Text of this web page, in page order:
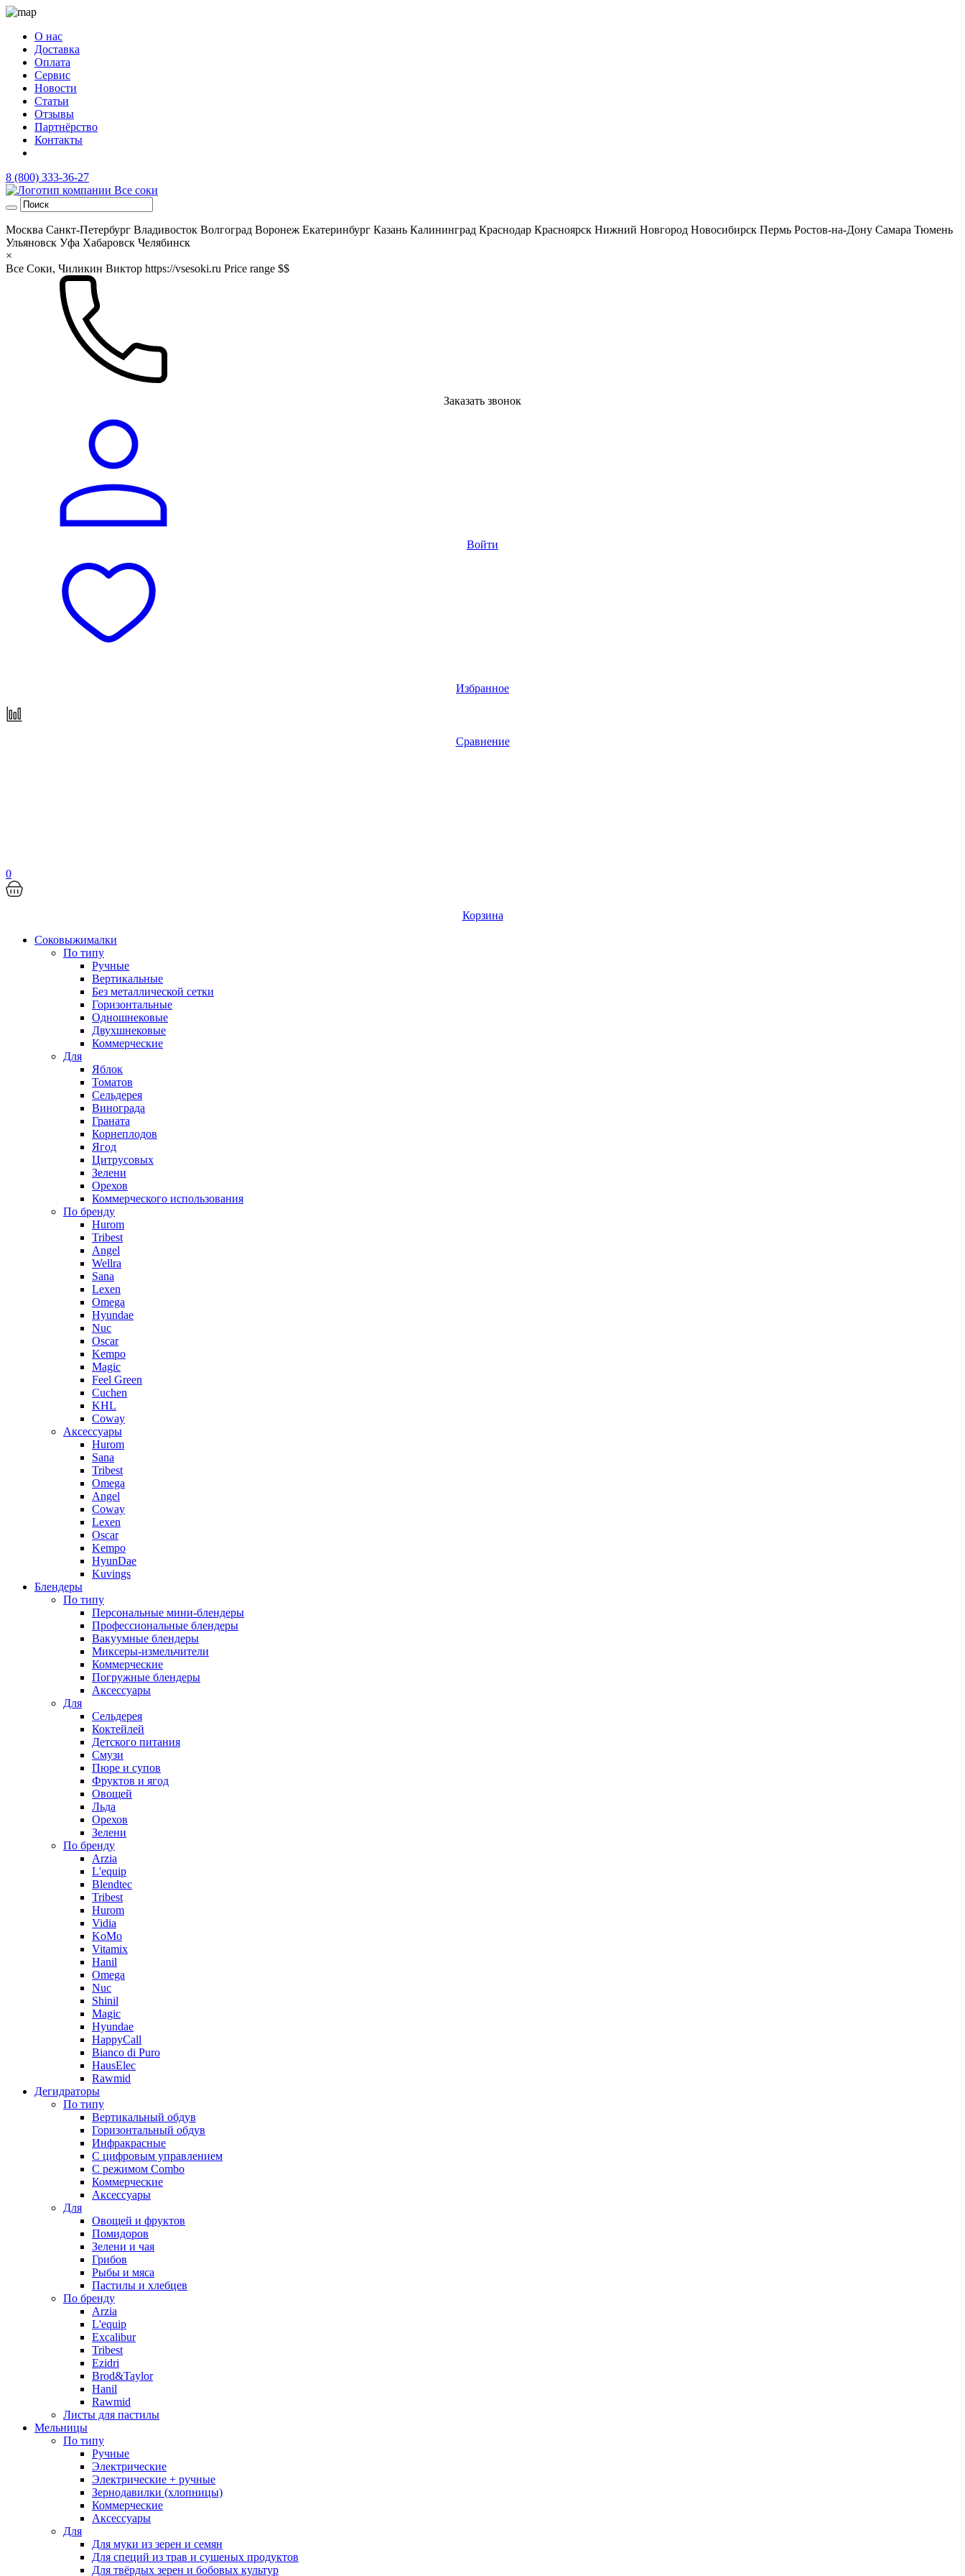
О нас
Доставка
Оплата
Сервис
Новости
Статьи
Отзывы
Партнёрство
Контакты
8 (800) 333-36-27
Москва Санкт-Петербург Владивосток Волгоград Воронеж Екатеринбург Казань Калининград Краснодар Красноярск Нижний Новгород Новосибирск Пермь Ростов-на-Дону Самара Тюмень
Ульяновск Уфа Хабаровск Челябинск
×
Все Соки, Чиликин Виктор https://vsesoki.ru Price range $$
Заказать звонок
Войти
Избранное
Сравнение
0
Корзина
Соковыжималки
По типу
Ручные
Вертикальные
Без металлической сетки
Горизонтальные
Одношнековые
Двухшнековые
Коммерческие
Для
Яблок
Томатов
Cельдерея
Винограда
Граната
Корнеплодов
Ягод
Цитрусовых
Зелени
Орехов
Коммерческого использования
По бренду
Hurom
Tribest
Angel
Wellra
Sana
Lexen
Omega
Hyundae
Nuc
Oscar
Kempo
Magic
Feel Green
Cuchen
KHL
Coway
Аксессуары
Hurom
Sana
Tribest
Omega
Angel
Coway
Lexen
Oscar
Kempo
HyunDae
Kuvings
Блендеры
По типу
Персональные мини-блендеры
Профессиональные блендеры
Вакуумные блендеры
Миксеры-измельчители
Коммерческие
Погружные блендеры
Аксессуары
Для
Сельдерея
Коктейлей
Детского питания
Смузи
Пюре и супов
Фруктов и ягод
Овощей
Льда
Орехов
Зелени
По бренду
Arzia
L'equip
Blendtec
Tribest
Hurom
Vidia
KoMo
Vitamix
Hanil
Omega
Nuc
Shinil
Magic
Hyundae
HappyCall
Bianco di Puro
HausElec
Rawmid
Дегидраторы
По типу
Вертикальный обдув
Горизонтальный обдув
Инфракрасные
С цифровым управлением
С режимом Combo
Коммерческие
Аксессуары
Для
Овощей и фруктов
Помидоров
Зелени и чая
Грибов
Рыбы и мяса
Пастилы и хлебцев
По бренду
Arzia
L'equip
Excalibur
Tribest
Ezidri
Brod&Taylor
Hanil
Rawmid
Листы для пастилы
Мельницы
По типу
Ручные
Электрические
Электрические + ручные
Зернодавилки (хлопницы)
Коммерческие
Аксессуары
Для
Для муки из зерен и семян
Для специй из трав и сушеных продуктов
Для твёрдых зерен и бобовых культур